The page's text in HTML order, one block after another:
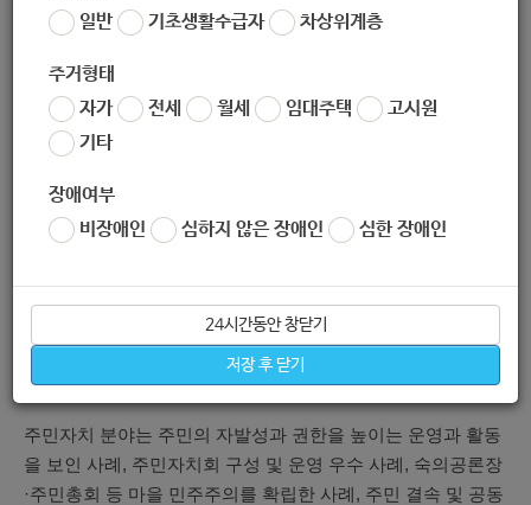
일반
기초생활수급자 차상위계층
주거형태
자가
전세 월세 임대주택
고시원
기타
장애여부
비장애인
심하지 않은 장애인 심한 장애인
24시간동안 창닫기
저장 후 닫기
지난 12월 2일부터 7일까지제19회 전국주민자치박람회의 우수사
례 전시가 열렸습니다. 올해 박람회에는 주민자치(위원)회, 주
치 단체에서 공모했습니다.
총 68개 우수 사례가 전시됐는데요.
△주민자치 20건 △지역
습공동체 5건입니다. 각 분야의 특징은 다음과 같습니다.
주민이 주인 “주민자치”
주민자치 분야는 주민의 자발성과 권한을 높이는 운영과 활동
을 보인 사례, 주민자치회 구성 및 운영 우수 사례, 숙의공론장
·주민총회 등 마을 민주주의를 확립한 사례, 주민 결속 및 공동